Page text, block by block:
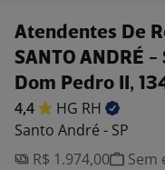
Atendentes De
SANTO ANDRÉ
Dom Pedro II,
4,4 HG RH
Santo André - SP
R$ 1.974,00
Sem